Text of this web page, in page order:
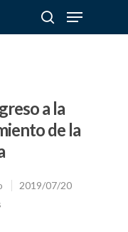
a la
de la
2019/07/20